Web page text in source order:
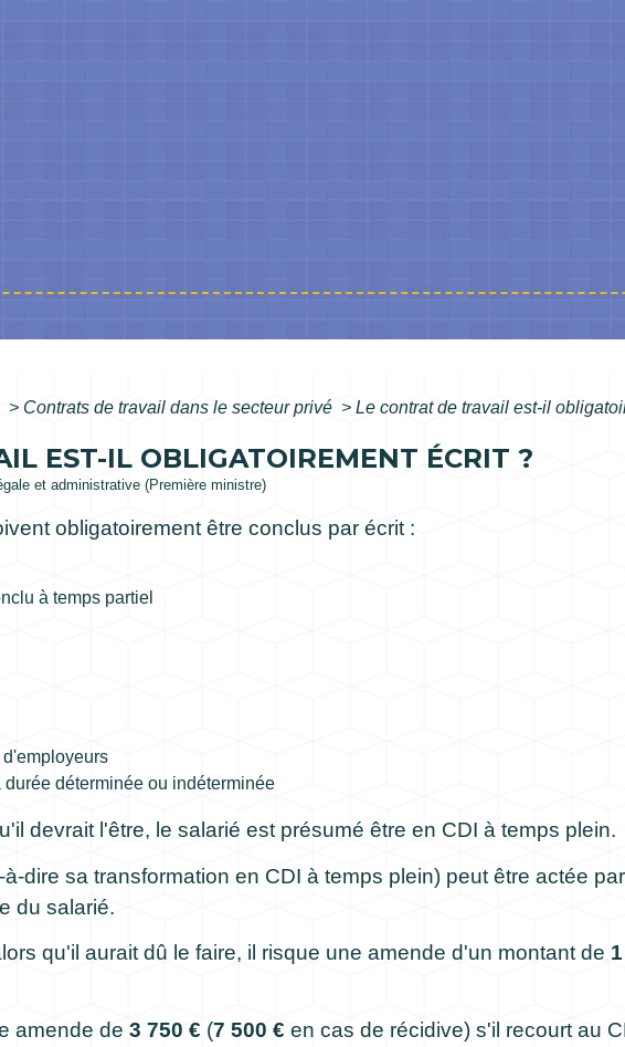
> Contrats de travail dans le secteur privé > Le contrat de travail est-il
EST-IL OBLIGATOIREMENT ÉCRIT ?
et administrative (Première ministre)
obligatoirement être conclus par écrit :
à temps partiel
durée déterminée ou indéterminée
devrait l'être, le salarié est présumé être en CDI à temps plein.
dire sa transformation en CDI à temps plein) peut être actée
du salarié.
qu'il aurait dû le faire, il risque une amende d'un montant de
amende de 3 750 € (7 500 € en cas de récidive) s'il recourt au